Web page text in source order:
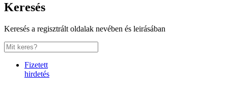
Keresés
Keresés a regisztrált oldalak nevében és leirásában
Fizetett
hirdetés